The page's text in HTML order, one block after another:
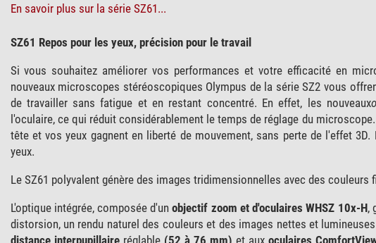
En savoir plus sur la série SZ61...
SZ61 Repos pour les yeux, précision pour le travail
Si vous souhaitez améliorer vos performances et votre efficacité en
nouveaux microscopes stéréoscopiques Olympus de la série SZ2 vous
de travailler sans fatigue et en restant concentré. En effet, les nouveaux
l'oculaire, ce qui réduit considérablement le temps de réglage du
tête et vos yeux gagnent en liberté de mouvement, sans perte de l'effet
yeux.
Le SZ61 polyvalent génère des images tridimensionnelles avec des
L'optique intégrée, composée d'unobjectif zoom et d'oculaires WHSZ 10x-H,
distorsion, un rendu naturel des couleurs et des images nettes et
distance interpupillaireréglable (52 à 76 mm) et auxoculaires